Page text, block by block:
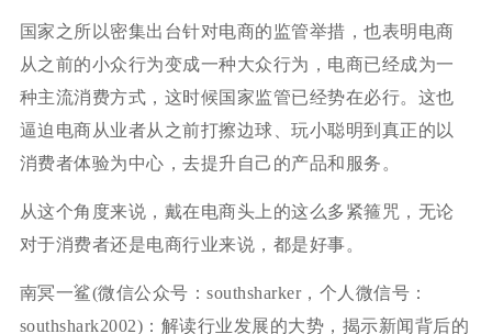
国家之所以密集出台针对电商的监管举措，也表明电商
从之前的小众行为变成一种大众行为，电商已经成为一
种主流消费方式，这时候国家监管已经势在必行。这也
逼迫电商从业者从之前打擦边球、玩小聪明到真正的以
消费者体验为中心，去提升自己的产品和服务。
从这个角度来说，戴在电商头上的这么多紧箍咒，无论
对于消费者还是电商行业来说，都是好事。
南冥一鲨(微信公众号：southsharker，个人微信号：
southshark2002)：解读行业发展的大势，揭示新闻背后的